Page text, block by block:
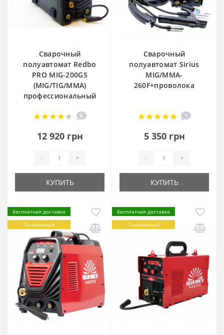
Сварочный
полуавтомат Redbo
PRO MIG-200GS
(MIG/TIG/MMA)
профессиональный
6
12 920 грн
- +
КУПИТЬ
Сварочный
полуавтомат Sirius
MIG/MMA-
260F+проволока
1
5 350 грн
- +
КУПИТЬ
Бесплатная доставка
Популярный
Бесплатная доставка
Популярный